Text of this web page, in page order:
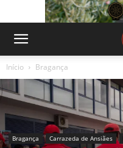
Início Bragança
Bragança Carrazeda de Ansiães